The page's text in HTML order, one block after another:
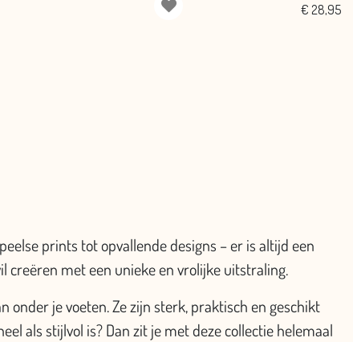
€ 28,95
prints tot opvallende designs – er is altijd een
creëren met een unieke en vrolijke uitstraling.
onder je voeten. Ze zijn sterk, praktisch en geschikt
als stijlvol is? Dan zit je met deze collectie helemaal